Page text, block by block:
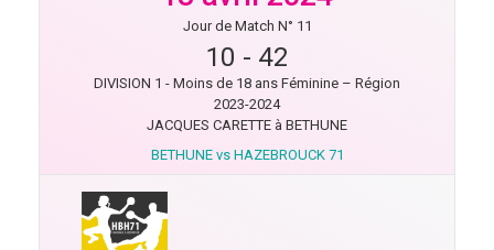
Jour de Match N° 11
10 - 42
DIVISION 1 - Moins de 18 ans Féminine – Région
2023-2024
JACQUES CARETTE à BETHUNE
BETHUNE vs HAZEBROUCK 71